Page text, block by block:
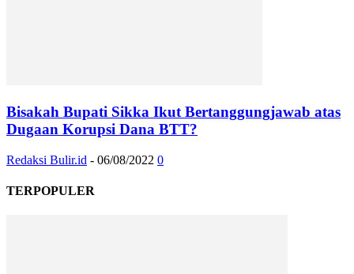
Bisakah Bupati Sikka Ikut Bertanggungjawab atas
Dugaan Korupsi Dana BTT?
Redaksi Bulir.id - 06/08/2022 0
TERPOPULER